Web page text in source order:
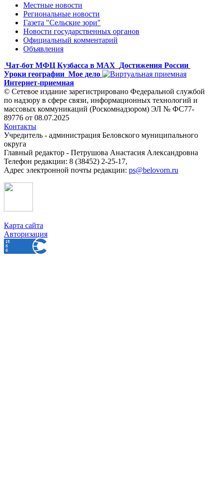
Местные новости
Региональные новости
Газета "Сельские зори"
Новости государственных органов
Официальный комментарий
Объявления
Чат-бот МФЦ Кузбасса в MAX
Достижения России
Уроки географии Мое дело
Интернет-приемная
© Сетевое издание зарегистрировано Федеральной службой
по надзору в сфере связи, информационных технологий и
массовых коммуникаций (Роскомнадзором) ЭЛ № ФС77-
89776 от 08.07.2025
Контакты
Учредитель - администрация Беловского муниципального
округа
Главный редактор - Петрушова Анастасия Александровна
Телефон редакции: 8 (38452) 2-25-17,
Адрес электронной почты редакции: ps@belovorn.ru
Карта сайта
Авторизация